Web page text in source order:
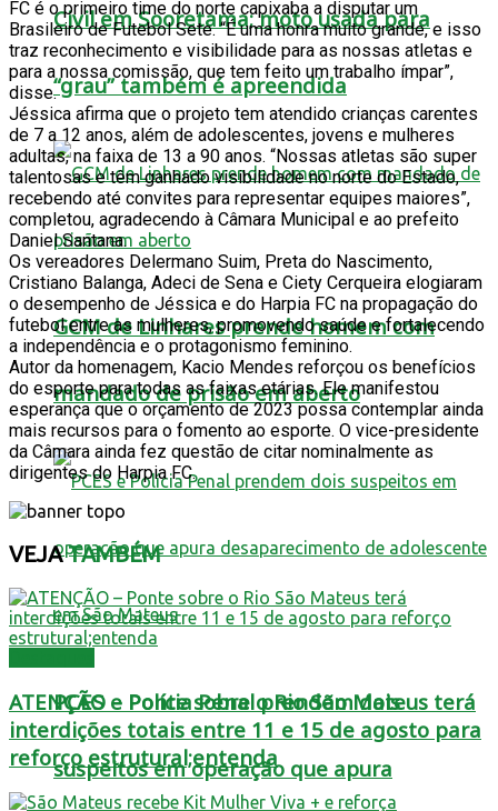
Civil em Sooretama; moto usada para
“grau” também é apreendida
GCM de Linhares prende homem com
mandado de prisão em aberto
PCES e Polícia Penal prendem dois
suspeitos em operação que apura
FC é o primeiro time do norte capixaba a disputar um
Brasileiro de Futebol Sete. “É uma honra muito grande, e isso
traz reconhecimento e visibilidade para as nossas atletas e
para a nossa comissão, que tem feito um trabalho ímpar”,
disse.
Jéssica afirma que o projeto tem atendido crianças carentes
de 7 a 12 anos, além de adolescentes, jovens e mulheres
adultas, na faixa de 13 a 90 anos. “Nossas atletas são super
talentosas e têm ganhado visibilidade no norte do Estado,
recebendo até convites para representar equipes maiores”,
completou, agradecendo à Câmara Municipal e ao prefeito
Daniel Santana.
Os vereadores Delermano Suim, Preta do Nascimento,
Cristiano Balanga, Adeci de Sena e Ciety Cerqueira elogiaram
o desempenho de Jéssica e do Harpia FC na propagação do
futebol entre as mulheres, promovendo saúde e fortalecendo
a independência e o protagonismo feminino.
Autor da homenagem, Kacio Mendes reforçou os benefícios
do esporte para todas as faixas etárias. Ele manifestou
esperança que o orçamento de 2023 possa contemplar ainda
mais recursos para o fomento ao esporte. O vice-presidente
da Câmara ainda fez questão de citar nominalmente as
dirigentes do Harpia FC.
VEJATAMBÉM
ATENÇÃO – Ponte sobre o Rio São Mateus terá
interdições totais entre 11 e 15 de agosto para
reforço estrutural;entenda